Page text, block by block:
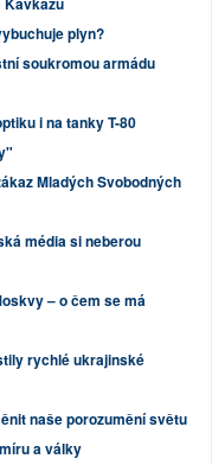
plyn?
soukromou armádu
i na tanky T-80
Mladých Svobodných
média si neberou
– o čem se má
rychlé ukrajinské
naše porozumění světu
a války